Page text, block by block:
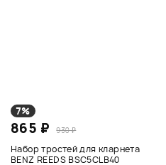
7%
865 ₽ 930 ₽
Набор тростей для кларнета
BENZ REEDS BSC5CLB40